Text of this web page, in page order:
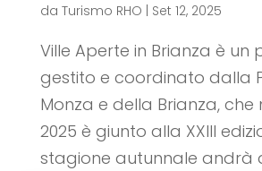
da Turismo RHO Set 12, 2025
Ville Aperte in Brianza è un
gestito e coordinato dalla
Monza e della Brianza, che
2025 è giunto alla XXIII
stagione autunnale andrà